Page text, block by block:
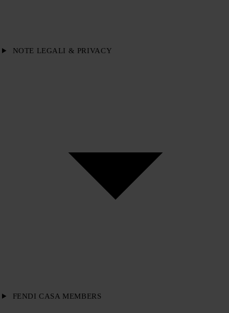
NOTE LEGALI & PRIVACY
FENDI CASA MEMBERS